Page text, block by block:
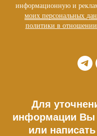
информационную и
моих персональных
политики в
Для
информации Вы
или